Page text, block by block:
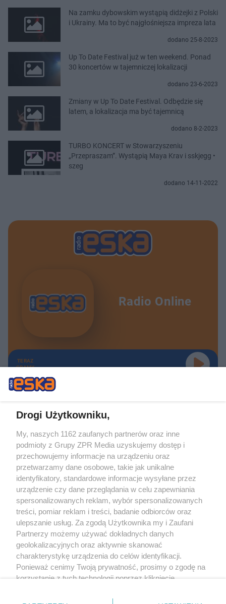
Na zamku dybowskim wystąpią didżejki z Polski
i Ukrainy. Ma to być najgłośniejsza impreza lata
dodano 25-8-2023
Up To Date Festival już w ten weekend. Ponad
30 koncertów w tajemniczej lokalizacji
dodano 23-6-2023
Zmiany w Up To Date Festival. Odbędzie się
latem, a lokalizacja ma być tajemnicą
dodano 8-2-2023
TURBO KONCERT w Stowarzyszeniu
„Przepraszam”. Wystąpią Maya Krav i sskjegg •
szeg
dodano 14-11-2022
Radio Online
TERAZ
GRAMY
Żaden utwór zamieszczony w serwisie nie może być powielany i
rozpowszechniany lub dalej rozpowszechniany w jakikolwiek sposób (w
tym także elektroniczny lub mechaniczny) na jakimkolwiek polu
eksploatacji w jakiejkolwiek formie, włącznie z umieszczaniem w Internecie
bez pisemnej zgody właściciela praw. Jakiekolwiek użycie lub
wykorzystanie utworów w całości lub w części z naruszeniem prawa, tzn.
bez właściwej zgody, jest zabronione pod groźbą kary i może być ścigane
prawnie.
O nas
Drogi Użytkowniku,
My, naszych 1162 zaufanych partnerów oraz inne
podmioty z Grupy ZPR Media uzyskujemy dostęp i
przechowujemy informacje na urządzeniu oraz
przetwarzamy dane osobowe, takie jak unikalne
identyfikatory, standardowe informacje wysyłane przez
urządzenie czy dane przeglądania w celu zapewniania
spersonalizowanych reklam, wybór spersonalizowanych
treści, pomiar reklam i treści, badanie odbiorców oraz
ulepszanie usług. Za zgodą Użytkownika my i Zaufani
Partnerzy możemy używać dokładnych danych
geolokalizacyjnych oraz aktywnie skanować
charakterystykę urządzenia do celów identyfikacji.
Ponieważ cenimy Twoją prywatność, prosimy o zgodę na
korzystanie z tych technologii poprzez kliknięcie
zmienić/wycofać klikając przycisk ustawień prywatności